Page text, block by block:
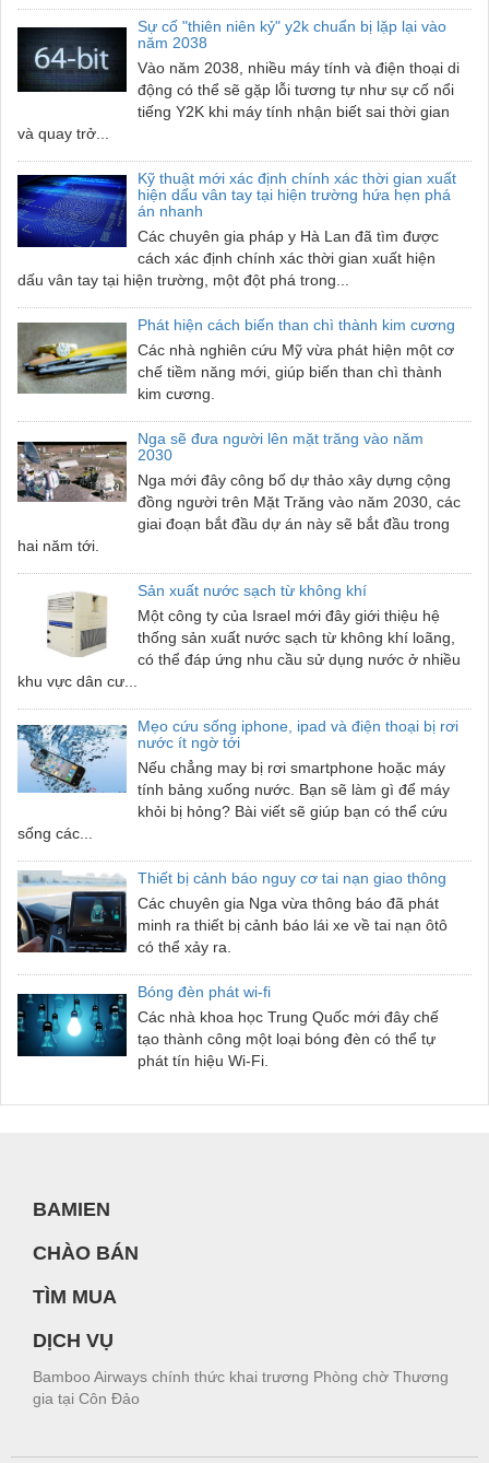
Sự cố "thiên niên kỷ" y2k chuẩn bị lặp lại vào
năm 2038
Vào năm 2038, nhiều máy tính và điện thoại di
động có thể sẽ gặp lỗi tương tự như sự cố nổi
tiếng Y2K khi máy tính nhận biết sai thời gian
và quay trở...
Kỹ thuật mới xác định chính xác thời gian xuất
hiện dấu vân tay tại hiện trường hứa hẹn phá
án nhanh
Các chuyên gia pháp y Hà Lan đã tìm được
cách xác định chính xác thời gian xuất hiện
dấu vân tay tại hiện trường, một đột phá trong...
Phát hiện cách biến than chì thành kim cương
Các nhà nghiên cứu Mỹ vừa phát hiện một cơ
chế tiềm năng mới, giúp biến than chì thành
kim cương.
Nga sẽ đưa người lên mặt trăng vào năm
2030
Nga mới đây công bố dự thảo xây dựng cộng
đồng người trên Mặt Trăng vào năm 2030, các
giai đoạn bắt đầu dự án này sẽ bắt đầu trong
hai năm tới.
Sản xuất nước sạch từ không khí
Một công ty của Israel mới đây giới thiệu hệ
thống sản xuất nước sạch từ không khí loãng,
có thể đáp ứng nhu cầu sử dụng nước ở nhiều
khu vực dân cư...
Mẹo cứu sống iphone, ipad và điện thoại bị rơi
nước ít ngờ tới
Nếu chẳng may bị rơi smartphone hoặc máy
tính bảng xuống nước. Bạn sẽ làm gì để máy
khỏi bị hỏng? Bài viết sẽ giúp bạn có thể cứu
sống các...
Thiết bị cảnh báo nguy cơ tai nạn giao thông
Các chuyên gia Nga vừa thông báo đã phát
minh ra thiết bị cảnh báo lái xe về tai nạn ôtô
có thể xảy ra.
Bóng đèn phát wi-fi
Các nhà khoa học Trung Quốc mới đây chế
tạo thành công một loại bóng đèn có thể tự
phát tín hiệu Wi-Fi.
BAMIEN
CHÀO BÁN
TÌM MUA
DỊCH VỤ
Bamboo Airways chính thức khai trương Phòng chờ Thương
gia tại Côn Đảo